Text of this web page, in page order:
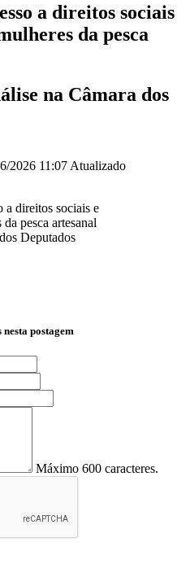
a direitos sociais
da pesca
na Câmara dos
2026 11:07 Atualizado
Deputados
postagem
Máximo 600 caracteres.